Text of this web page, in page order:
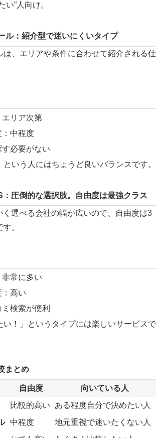
い”人向け。
ル：紹介型で迷いにくいタイプ
は、エリアや条件に合わせて紹介される仕
リア次第
：中程度
必要がない
という人にはちょうど良いバランスです。
：圧倒的な選択肢。自由度は最強クラス
く選べる会社の幅が広いので、自由度は3
。
常に多い
：高い
検索が便利
い！」というタイプには楽しいサービスで
まとめ
自由度
向いている人
比較的高い
ある程度自分で決めたい人
中程度
地元重視で迷いたくない人